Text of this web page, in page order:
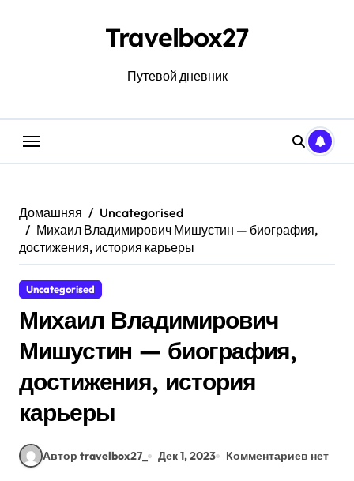
Travelbox27
Путевой дневник
Домашняя
Uncategorised
Михаил Владимирович Мишустин — биография,
достижения, история карьеры
Uncategorised
Михаил Владимирович
Мишустин — биография,
достижения, история
карьеры
Автор travelbox27_ Дек 1, 2023 Комментариев нет